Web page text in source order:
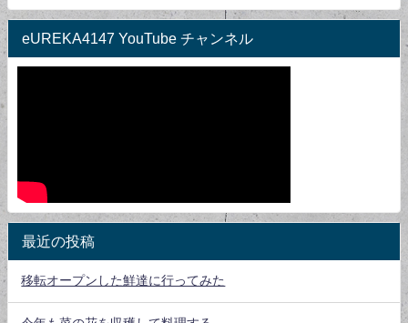
eUREKA4147 YouTube チャンネル
最近の投稿
移転オープンした鮮達に行ってみた